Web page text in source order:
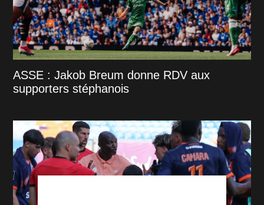
ASSE : Jakob Breum donne RDV aux
supporters stéphanois